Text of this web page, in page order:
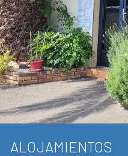
ALOJAMIENTOS